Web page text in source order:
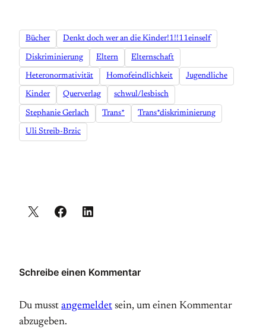
Bücher Denkt doch wer an die Kinder!1!!11einself
Diskriminierung Eltern Elternschaft
Heteronormativität Homofeindlichkeit Jugendliche
Kinder Querverlag schwul/lesbisch
Stephanie Gerlach Trans* Trans*diskriminierung
Uli Streib-Brzic
Schreibe einen Kommentar
Du musst angemeldet sein, um einen Kommentar
abzugeben.